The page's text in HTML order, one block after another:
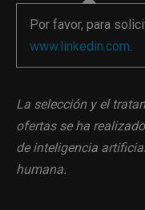
Por favor, para
www.linkedin.com.
La selección y el
ofertas se ha
de inteligencia
humana.